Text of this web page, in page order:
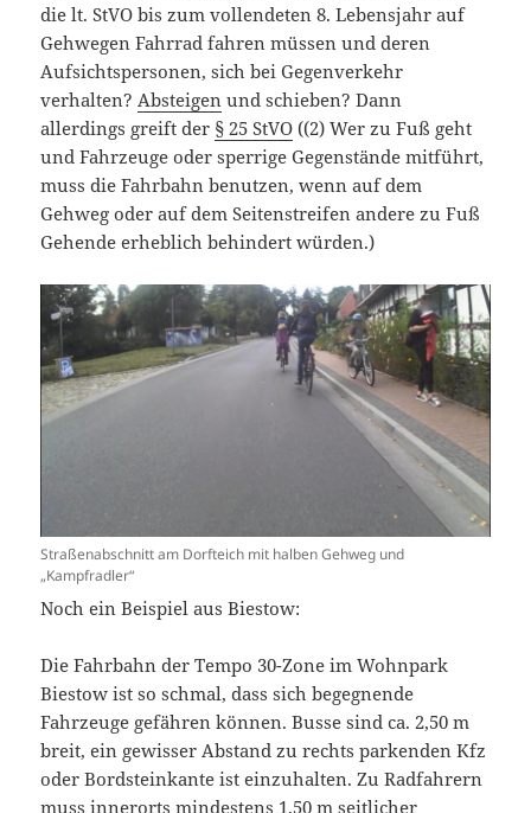
die lt. StVO bis zum vollendeten 8. Lebensjahr auf
Gehwegen Fahrrad fahren müssen und deren
Aufsichtspersonen, sich bei Gegenverkehr
verhalten?Absteigen und schieben? Dann
allerdings greift der § 25 StVO ((2) Wer zu Fuß geht
und Fahrzeuge oder sperrige Gegenstände mitführt,
muss die Fahrbahn benutzen, wenn auf dem
Gehweg oder auf dem Seitenstreifen andere zu Fuß
Gehende erheblich behindert würden.)
Straßenabschnitt am Dorfteich mit halben Gehweg und
„Kampfradler“
Noch ein Beispiel aus Biestow:
Die Fahrbahn der Tempo 30-Zone im Wohnpark
Biestow ist so schmal, dass sich begegnende
Fahrzeuge gefähren können. Busse sind ca. 2,50 m
breit, ein gewisser Abstand zu rechts parkenden Kfz
oder Bordsteinkante ist einzuhalten. Zu Radfahrern
muss innerorts mindestens 1,50 m seitlicher